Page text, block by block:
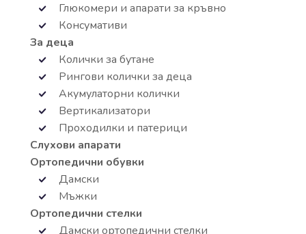
Глюкомери и апарати за кръвно
Консумативи
За деца
Колички за бутане
Рингови колички за деца
Акумулаторни колички
Вертикализатори
Проходилки и патерици
Слухови апарати
Ортопедични обувки
Дамски
Мъжки
Ортопедични стелки
Дамски ортопедични стелки